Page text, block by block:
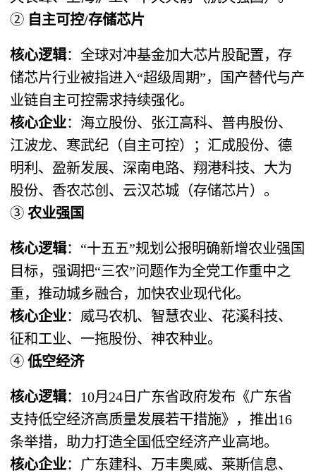
② ​ 自主可控/存储芯片
核心逻辑​：全球对冲基金加大芯片股配置，存
储芯片行业被指进入“超级周期”，国产替代与产
业链自主可控需求持续强化。
核心企业​：海立股份、张江高科、普冉股份、
江波龙、寒武纪（自主可控）；汇成股份、德
明利、盈新发展、深南电路、翔港科技、大为
股份、香农芯创、云汉芯城（存储芯片）。
③ ​农业强国
核心逻辑​：“十五五”规划公报明确新增农业强国
目标，强调把“三农”问题作为全党工作重中之
重，推动城乡融合，加快农业现代化。
核心企业​：威马农机、智慧农业、花溪科技、
征和工业、一拖股份、神农种业。
④ ​低空经济
核心逻辑​：10月24日广东省政府发布《广东省
支持低空经济高质量发展若干措施》，推出16
条举措，助力打造全国低空经济产业高地。
核心企业​：广东建科、万丰奥威、莱斯信息、